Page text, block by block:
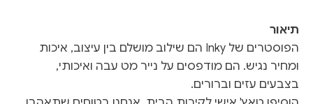
תיאור
הפוסטרים של Inky הם שילוב מושלם בין עיצוב, איכות
ומחיר נגיש. הם מודפסים על נייר מט עבה ואיכותי,
בצבעים עזים וברורים.